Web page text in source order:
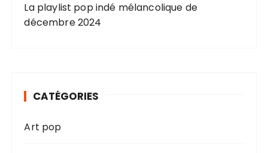
La playlist pop indé mélancolique de
décembre 2024
CATÉGORIES
Art pop